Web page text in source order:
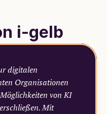
i-gelb
digitalen
Organisationen
von KI
Mit